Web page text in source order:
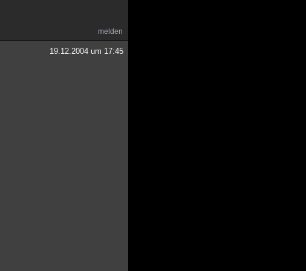
melden
19.12.2004 um 17:45